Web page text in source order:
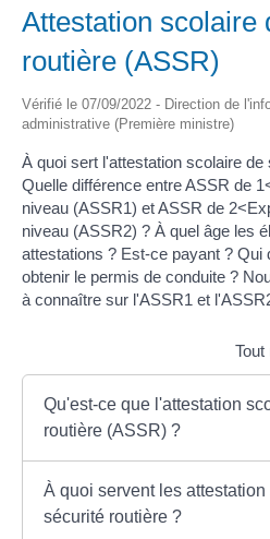
Attestation scolaire
routière (ASSR)
Vérifié le 07/09/2022 - Direction de
administrative (Première ministre)
À quoi sert l'attestation scolaire
Quelle différence entre ASSR de
niveau (ASSR1) et ASSR de
niveau (ASSR2) ? À quel âge les
attestations ? Est-ce payant ? Qui
obtenir le permis de conduite ?
à connaître sur l'ASSR1 et
Tout
Qu'est-ce que l'attestation
routière (ASSR) ?
À quoi servent les
sécurité routière ?